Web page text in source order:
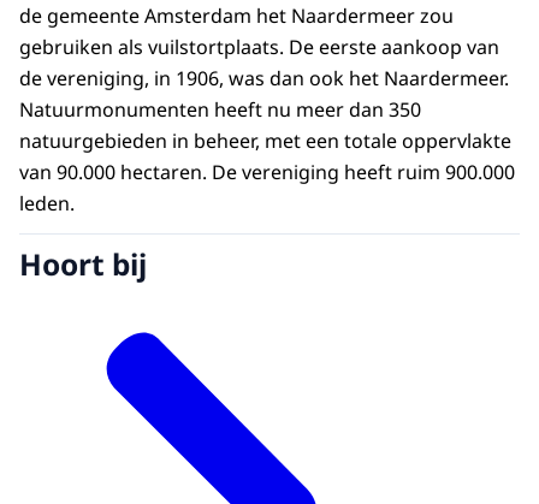
de gemeente Amsterdam het Naardermeer zou
gebruiken als vuilstortplaats. De eerste aankoop van
de vereniging, in 1906, was dan ook het Naardermeer.
Natuurmonumenten heeft nu meer dan 350
natuurgebieden in beheer, met een totale oppervlakte
van 90.000 hectaren. De vereniging heeft ruim 900.000
leden.
Hoort bij